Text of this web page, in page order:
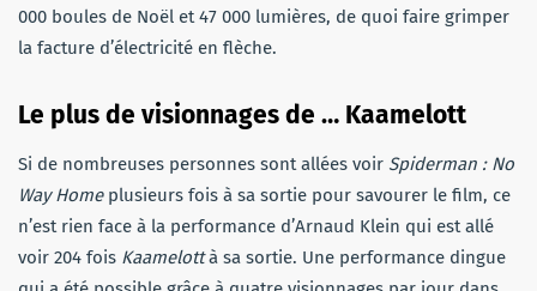
000 boules de Noël et 47 000 lumières, de quoi faire grimper
la facture d’électricité en flèche.
Le plus de visionnages de … Kaamelott
Si de nombreuses personnes sont allées voir Spiderman : No
Way Homeplusieurs fois à sa sortie pour savourer le film, ce
n’est rien face à la performance d’Arnaud Klein qui est allé
voir 204 fois Kaamelottà sa sortie. Une performance dingue